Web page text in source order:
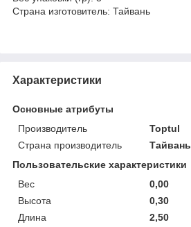
Страна изготовитель: Тайвань
Характеристики
Основные атрибуты
Производитель
Toptul
Страна производитель
Тайвань
Пользовательские характеристики
Вес
0,00
Высота
0,30
Длина
2,50